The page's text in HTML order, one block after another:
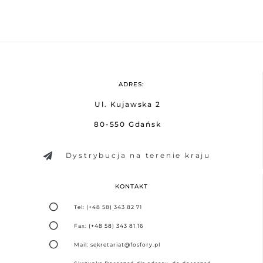
ADRES:
Ul. Kujawska 2
80-550 Gdańsk
Dystrybucja na terenie kraju
KONTAKT
Tel: (+48 58) 343 82 71
Fax: (+48 58) 343 81 16
Mail: sekretariat@fosfory.pl